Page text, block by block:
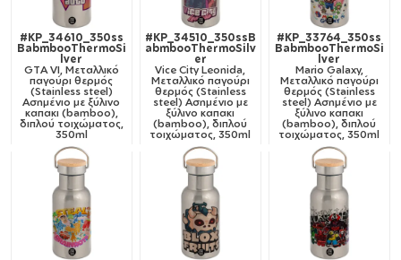
#KP_34610_350ss
BabmbooThermoSi
lver
GTA VI, Μεταλλικό
παγούρι θερμός
(Stainless steel)
Ασημένιο με ξύλινο
καπακι (bamboo),
διπλού τοιχώματος,
350ml
#KP_34510_350ssB
abmbooThermoSilv
er
Vice City Leonida,
Μεταλλικό παγούρι
θερμός (Stainless
steel) Ασημένιο με
ξύλινο καπακι
(bamboo), διπλού
τοιχώματος, 350ml
#KP_33764_350ss
BabmbooThermoSi
lver
Mario Galaxy,
Μεταλλικό παγούρι
θερμός (Stainless
steel) Ασημένιο με
ξύλινο καπακι
(bamboo), διπλού
τοιχώματος, 350ml